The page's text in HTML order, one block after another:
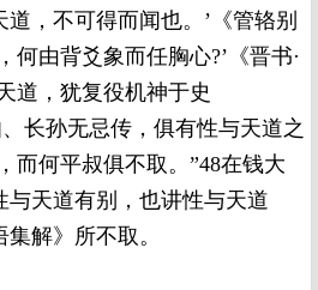
，不可得而闻也。’《管辂别
何由背爻象而任胸心?’《晋书·
道，犹复役机神于史
长孙无忌传，俱有性与天道之
而何平叔俱不取。”48在钱大
与天道有别，也讲性与天道
解》所不取。